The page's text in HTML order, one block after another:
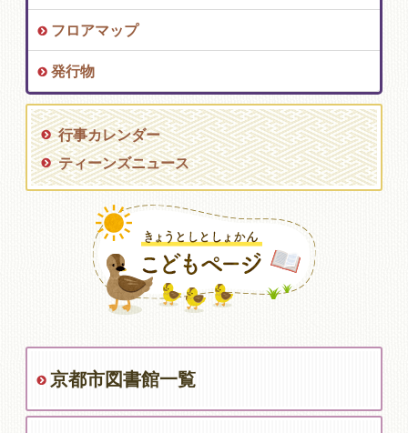
フロアマップ
発行物
行事カレンダー
ティーンズニュース
京都市図書館一覧